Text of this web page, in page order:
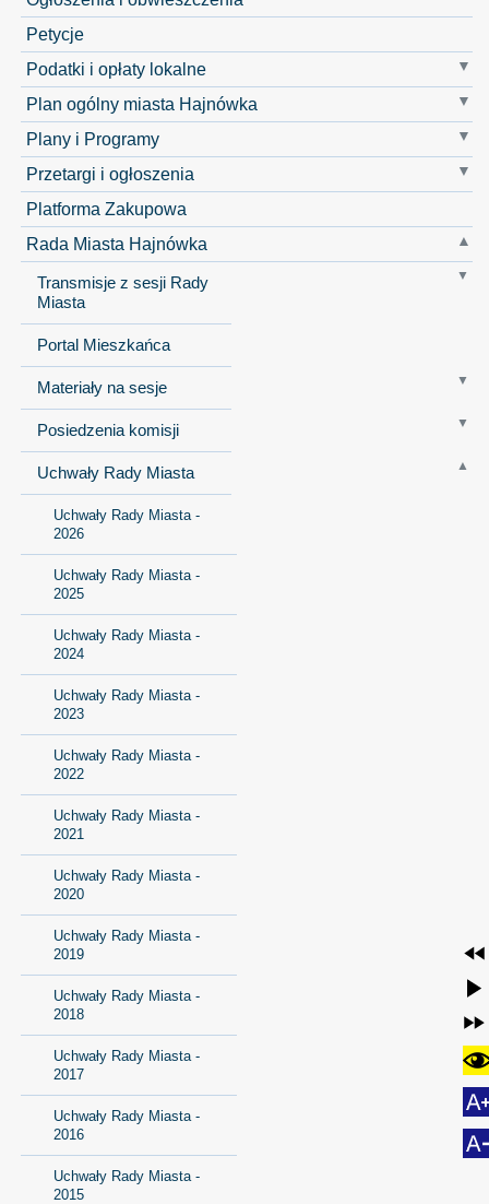
Petycje
Podatki i opłaty lokalne
Plan ogólny miasta Hajnówka
Plany i Programy
Przetargi i ogłoszenia
Platforma Zakupowa
Rada Miasta Hajnówka
Transmisje z sesji Rady
Miasta
Portal Mieszkańca
Materiały na sesje
Posiedzenia komisji
Uchwały Rady Miasta
Uchwały Rady Miasta -
2026
Uchwały Rady Miasta -
2025
Uchwały Rady Miasta -
2024
Uchwały Rady Miasta -
2023
Uchwały Rady Miasta -
2022
Uchwały Rady Miasta -
2021
Uchwały Rady Miasta -
2020
Uchwały Rady Miasta -
2019
Uchwały Rady Miasta -
2018
Uchwały Rady Miasta -
2017
Uchwały Rady Miasta -
2016
Uchwały Rady Miasta -
2015